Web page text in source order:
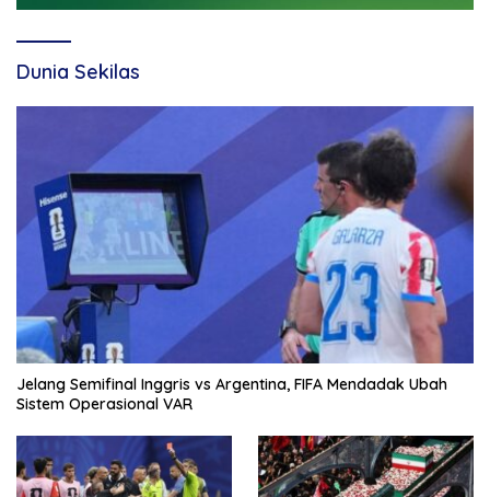
Dunia Sekilas
Jelang Semifinal Inggris vs Argentina, FIFA Mendadak Ubah
Sistem Operasional VAR